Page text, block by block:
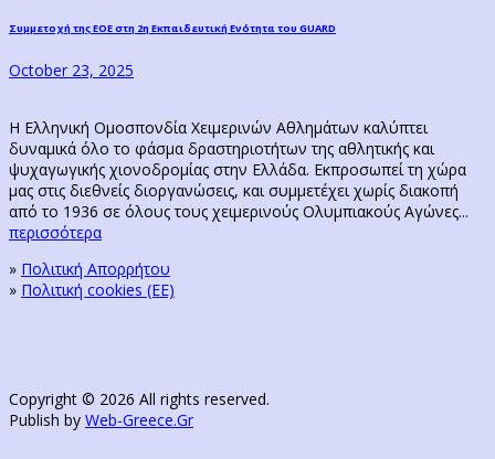
Next
Συμμετοχή της ΕΟΕ στη 2η Εκπαιδευτική Ενότητα του GUARD
October 23, 2025
Η Ελληνική Ομοσπονδία Χειμερινών Αθλημάτων καλύπτει
δυναμικά όλο το φάσμα δραστηριοτήτων της αθλητικής και
ψυχαγωγικής χιονοδρομίας στην Ελλάδα. Εκπροσωπεί τη χώρα
μας στις διεθνείς διοργανώσεις, και συμμετέχει χωρίς διακοπή
από το 1936 σε όλους τους χειμερινούς Ολυμπιακούς Αγώνες...
περισσότερα
» Πολιτική Απορρήτου
» Πολιτική cookies (ΕΕ)
Copyright © 2026 All rights reserved.
Publish by Web-Greece.Gr